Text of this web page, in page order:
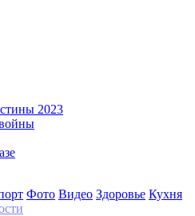
2023
Фото Видео Здоровье Кухня